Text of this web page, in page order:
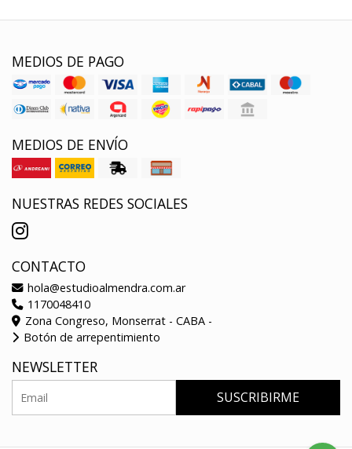
MEDIOS DE PAGO
MEDIOS DE ENVÍO
NUESTRAS REDES SOCIALES
CONTACTO
hola@estudioalmendra.com.ar
1170048410
Zona Congreso, Monserrat - CABA -
Botón de arrepentimiento
NEWSLETTER
SUSCRIBIRME